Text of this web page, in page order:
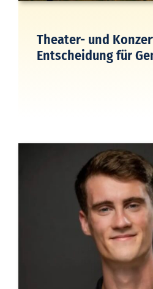
Theater- und
Entscheidung für